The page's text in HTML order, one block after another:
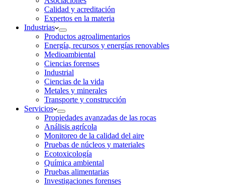
Calidad y acreditación
Expertos en la materia
Industrias
Productos agroalimentarios
Energía, recursos y energías renovables
Medioambiental
Ciencias forenses
Industrial
Ciencias de la vida
Metales y minerales
Transporte y construcción
Servicios
Propiedades avanzadas de las rocas
Análisis agrícola
Monitoreo de la calidad del aire
Pruebas de núcleos y materiales
Ecotoxicología
Química ambiental
Pruebas alimentarias
Investigaciones forenses